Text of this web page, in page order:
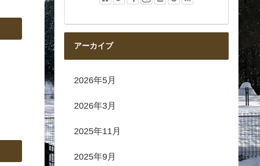
アーカイブ
2026年5月
2026年3月
2025年11月
2025年9月